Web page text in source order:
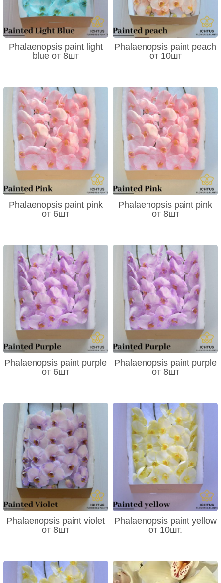
Phalaenopsis paint light
blue от 8шт
Phalaenopsis paint peach
от 10шт
Phalaenopsis paint pink
от 6шт
Phalaenopsis paint pink
от 8шт
Phalaenopsis paint purple
от 6шт
Phalaenopsis paint purple
от 8шт
Phalaenopsis paint violet
от 8шт
Phalaenopsis paint yellow
от 10шт.